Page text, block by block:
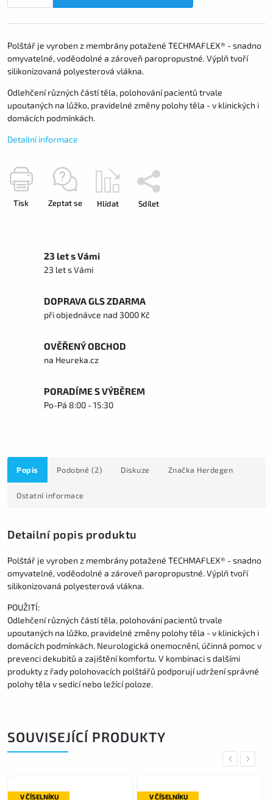
Polštář je vyroben z membrány potažené TECHMAFLEX® - snadno
omyvatelné, voděodolné a zároveň paropropustné. Výplň tvoří
silikonizovaná polyesterová vlákna.
Odlehčení různých částí těla, polohování pacientů trvale
upoutaných na lůžko, pravidelné změny polohy těla - v klinických i
domácích podmínkách.
Detailní informace
Tisk Zeptat se Hlídat Sdílet
23 let s Vámi
23 let s Vámi
DOPRAVA GLS ZDARMA
při objednávce nad 3000 Kč
OVĚŘENÝ OBCHOD
na Heureka.cz
PORADÍME S VÝBĚREM
Po-Pá 8:00 - 15:30
Popis Podobné (2) Diskuze Značka Herdegen
Ostatní informace
Detailní popis produktu
Polštář je vyroben z membrány potažené TECHMAFLEX® - snadno
omyvatelné, voděodolné a zároveň paropropustné. Výplň tvoří
silikonizovaná polyesterová vlákna.
POUŽITÍ:
Odlehčení různých částí těla, polohování pacientů trvale
upoutaných na lůžko, pravidelné změny polohy těla - v klinických i
domácích podmínkách. Neurologická onemocnění, účinná pomoc v
prevenci dekubitů a zajištění komfortu. V kombinaci s dalšími
produkty z řady polohovacích polštářů podporují udržení správné
polohy těla v sedící nebo ležící poloze.
SOUVISEJÍCÍ PRODUKTY
Previous
V ČÍSELNÍKU
V ČÍSELNÍKU
Next